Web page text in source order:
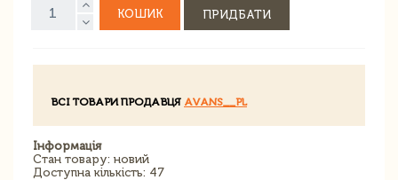
КОШИК ПРИДБАТИ
ВСІ ТОВАРИ ПРОДАВЦЯ AVANS__PL
Інформація
Стан товару: новий
Доступна кількість: 47